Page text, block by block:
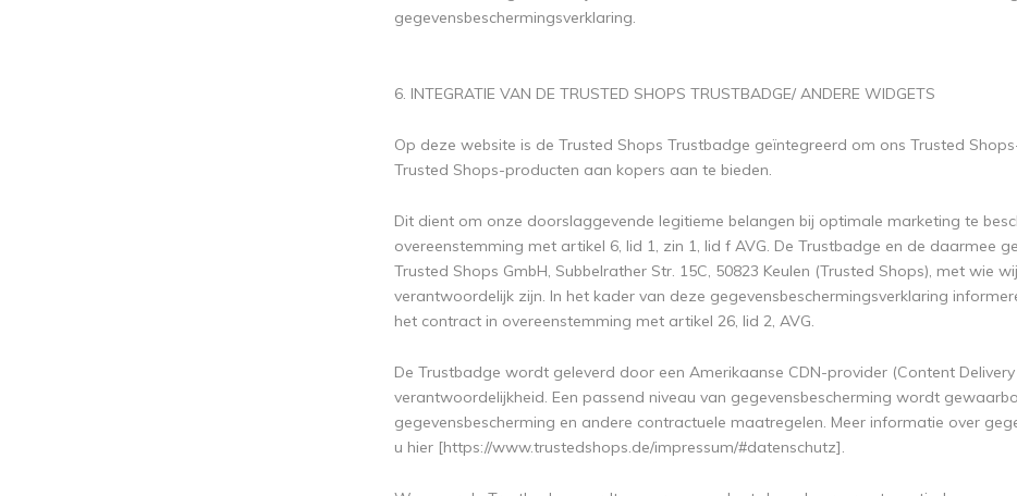
gegevensbeschermingsverklaring.
6. INTEGRATIE VAN DE TRUSTED SHOPS TRUSTBADGE/ ANDERE WIDGETS
Op deze website is de Trusted Shops Trustbadge geïntegreerd om ons Trusted
Trusted Shops-producten aan kopers aan te bieden.
Dit dient om onze doorslaggevende legitieme belangen bij optimale marketing te
overeenstemming met artikel 6, lid 1, zin 1, lid f AVG. De Trustbadge en de daarmee
Trusted Shops GmbH, Subbelrather Str. 15C, 50823 Keulen (Trusted Shops), met wie
verantwoordelijk zijn. In het kader van deze gegevensbeschermingsverklaring
het contract in overeenstemming met artikel 26, lid 2, AVG.
De Trustbadge wordt geleverd door een Amerikaanse CDN-provider (Content
verantwoordelijkheid. Een passend niveau van gegevensbescherming wordt
gegevensbescherming en andere contractuele maatregelen. Meer informatie over
u hier [https://www.trustedshops.de/impressum/#datenschutz].